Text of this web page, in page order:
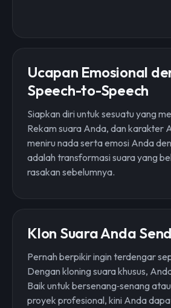
Ucapan Emosional
Speech-to-Speech
Siapkan diri untuk sesuatu yang
Rekam suara Anda, dan karakter
meniru nada serta emosi Anda
adalah transformasi suara yang
rasakan sebelumnya.
Klon Suara Anda
Pernah berpikir ingin terdengar
Dengan kloning suara khusus,
Baik untuk bersenang‑senang
proyek profesional, kini Anda